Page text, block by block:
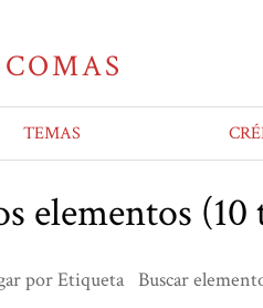
TEMAS
elementos (10
por Etiqueta Buscar